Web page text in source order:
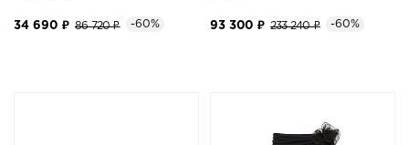
34 690 ₽ 86 720 ₽ -60% 93 300 ₽ 233 240 ₽ -60%